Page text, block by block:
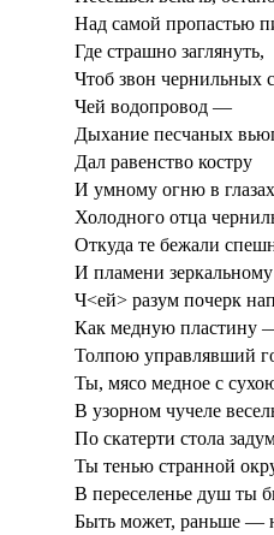
Над самой пропастью
Где страшно заглянуть,
Чтоб звон чернильных
Чей водопровод —
Дыхание песчаных
Дал равенство костру
И умному огню в глазах
Холодного отца
Откуда те бежали
И пламени зеркальному
Ч<ей> разум почерк
Как медную пластину
Толпою управлявший
Ты, мясо медное с
В узорном чучеле
По скатерти стола
Ты тенью странной
В переселенье душ ты
Быть может, раньше —